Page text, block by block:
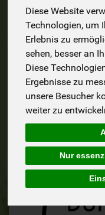
Diese Website
Technologien, um
Erlebnis zu
sehen, besser an
Diese
Ergebnisse zu
unsere Besucher
weiter zu
Nur
Hersteller